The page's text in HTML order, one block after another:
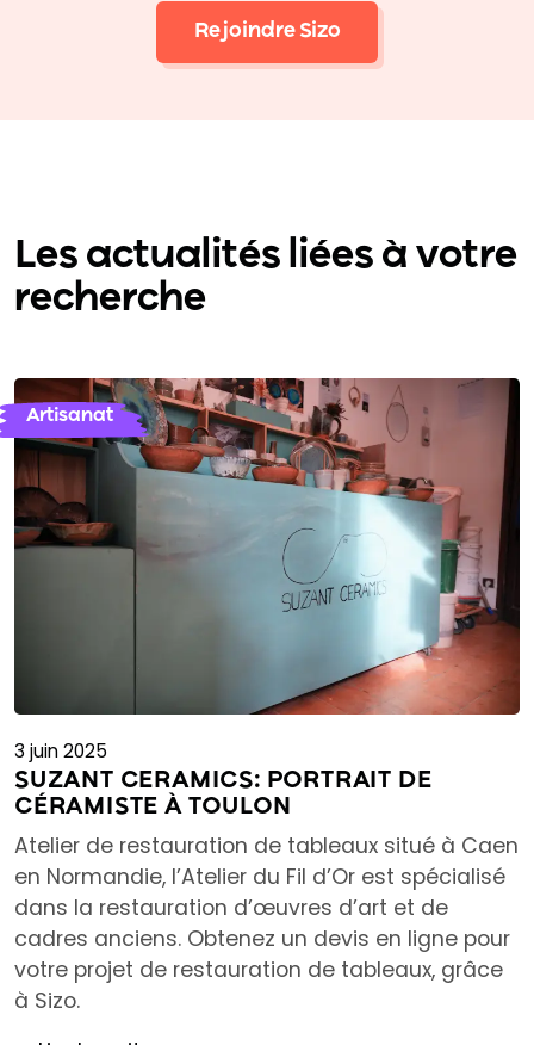
Rejoindre Sizo
Les actualités liées à votre
recherche
Artisanat
3 juin 2025
SUZANT CERAMICS: PORTRAIT DE
CÉRAMISTE À TOULON
Atelier de restauration de tableaux situé à Caen
en Normandie, l’Atelier du Fil d’Or est spécialisé
dans la restauration d’œuvres d’art et de
cadres anciens. Obtenez un devis en ligne pour
votre projet de restauration de tableaux, grâce
à Sizo.